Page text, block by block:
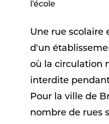
l'école
Une rue scolaire
d'un
où la circulation
interdite
Pour la ville de
nombre de rues